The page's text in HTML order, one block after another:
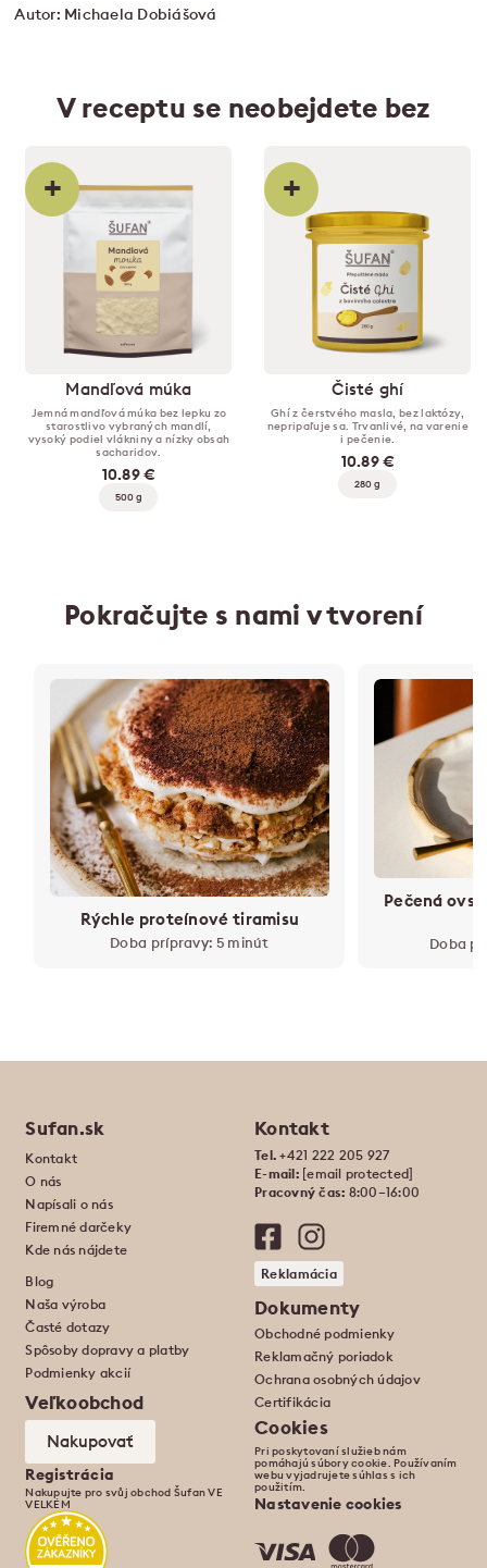
Autor: Michaela Dobiášová
V receptu se neobejdete bez
+
Mandľová múka
Jemná mandľová múka bez lepku zo
starostlivo vybraných mandlí,
vysoký podiel vlákniny a nízky obsah
sacharidov.
10.89 €
500 g
+
Čisté ghí
Ghí z čerstvého masla, bez laktózy,
nepripaľuje sa. Trvanlivé, na varenie
i pečenie.
10.89 €
280 g
Pokračujte s nami v tvorení
Rýchle proteínové tiramisu
Doba prípravy: 5 minút
Pečená
Doba
Sufan.sk
Kontakt
O nás
Napísali o nás
Firemné darčeky
Kde nás nájdete
Blog
Naša výroba
Časté dotazy
Spôsoby dopravy a platby
Podmienky akcií
Veľkoobchod
Nakupovať
Registrácia
Nakupujte pro svůj obchod Šufan VE
VELKÉM
Kontakt
Tel. +421 222 205 927
E-mail: [email protected]
Pracovný čas: 8:00–16:00
Reklamácia
Dokumenty
Obchodné podmienky
Reklamačný poriadok
Ochrana osobných údajov
Certifikácia
Cookies
Pri poskytovaní služieb nám
pomáhajú súbory cookie. Používaním
webu vyjadrujete súhlas s ich
použitím.
Nastavenie cookies